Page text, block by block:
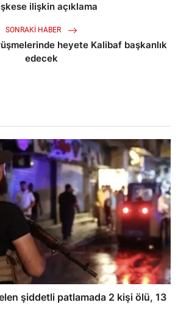
ilişkin açıklama
SONRAKI HABER
heyete Kalibaf başkanlık
edecek
şiddetli patlamada 2 kişi ölü, 13